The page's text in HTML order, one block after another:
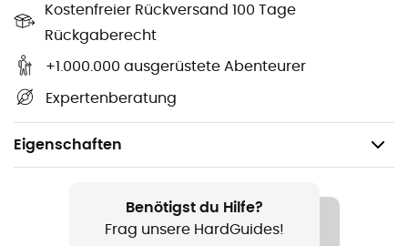
Kostenfreier Rückversand 100 Tage
Rückgaberecht
+1.000.000 ausgerüstete Abenteurer
Expertenberatung
Eigenschaften
Benötigst du Hilfe?
Frag unsere HardGuides!